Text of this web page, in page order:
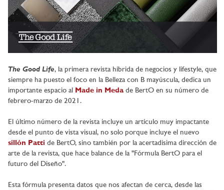
The Good Life, la primera revista híbrida de negocios y lifestyle, que
siempre ha puesto el foco en la Belleza con B mayúscula, dedica un
importante espacio al Made in Meda de BertO en su número de
febrero-marzo de 2021.
El último número de la revista incluye un artículo muy impactante
desde el punto de vista visual, no solo porque incluye el nuevo
sillón Patti de BertO, sino también por la acertadísima dirección de
arte de la revista, que hace balance de la "Fórmula BertO para el
futuro del Diseño".
Esta fórmula presenta datos que nos afectan de cerca, desde las